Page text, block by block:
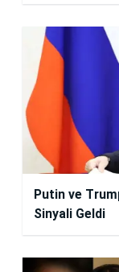
Putin ve
Sinyali Geldi